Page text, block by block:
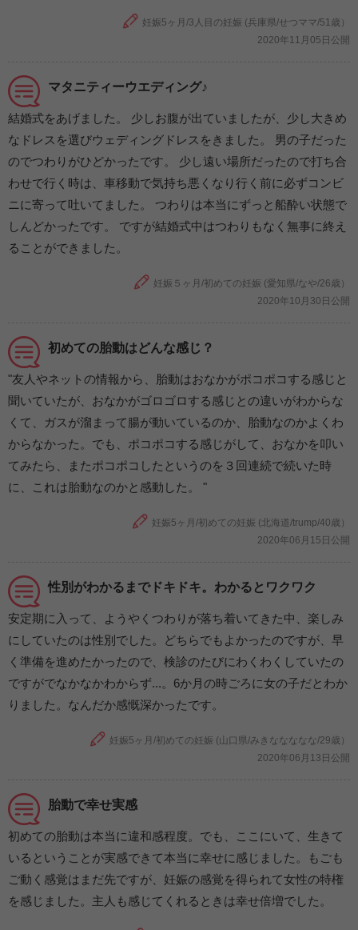
妊娠5ヶ月/3人目の妊娠 (兵庫県/せつママ/51歳）
2020年11月05日公開
マタニティーウエディング♪
結婚式をあげました。 少しお腹が出ていましたが、少し大きめ
なドレスを選びウェディングドレスをきました。 男の子だった
のでつわりがひどかったです。 少し遠い場所だったので打ち合
わせで行く時は、車移動で気持ち悪くなり行く前に必ずコンビ
ニに寄って吐いてました。 つわりは本当にずっと船酔い状態で
しんどかったです。 ですが結婚式中はつわりもなく無事に終え
ることができました。
妊娠５ヶ月/初めての妊娠 (愛知県/なや/26歳）
2020年10月30日公開
初めての胎動はどんな感じ？
"友人やネットの情報から、胎動はおなかがポコポコする感じと
聞いていたが、おなかがゴロゴロする感じとの違いがわからな
くて、ガスが溜まって腸が動いているのか、胎動なのかよくわ
からなかった。でも、ポコポコする感じがして、おなかを叩い
てみたら、またポコポコしたというのを３回連続で続いた時
に、これは胎動なのかと感動した。 "
妊娠5ヶ月/初めての妊娠 (北海道/trump/40歳）
2020年06月15日公開
性別がわかるまでドキドキ。わかるとワクワク
安定期に入って、ようやくつわりが落ち着いてきた中、楽しみ
にしていたのは性別でした。どちらでもよかったのですが、早
く準備を進めたかったので、検診のたびにわくわくしていたの
ですがでなかなかわからず...。6か月の時ごろに女の子だとわか
りました。なんだか感慨深かったです。
妊娠5ヶ月/初めての妊娠 (山口県/みきななななな/29歳）
2020年06月13日公開
胎動で幸せ実感
初めての胎動は本当に違和感程度。でも、ここにいて、生きて
いるということが実感できて本当に幸せに感じました。もごも
ご動く感覚はまだ先ですが、妊娠の感覚を得られて女性の特権
を感じました。主人も感じてくれるときは幸せ倍増でした。